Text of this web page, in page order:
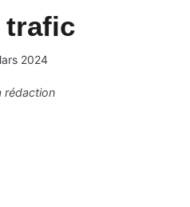
trafic
2024
rédaction